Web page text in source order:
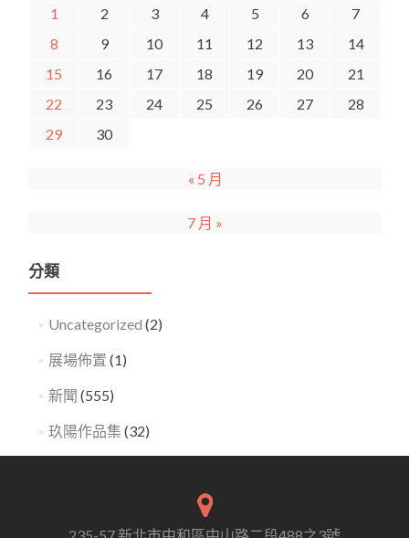
1
2 3 4 5 6
7
8
9 10 11 12 13
14
15
16 17 18 19 20
21
22
23 24 25 26 27
28
29
30
« 5 月
7 月 »
分類
Uncategorized (2)
展場佈置 (1)
新聞 (555)
玖陽作品集 (32)